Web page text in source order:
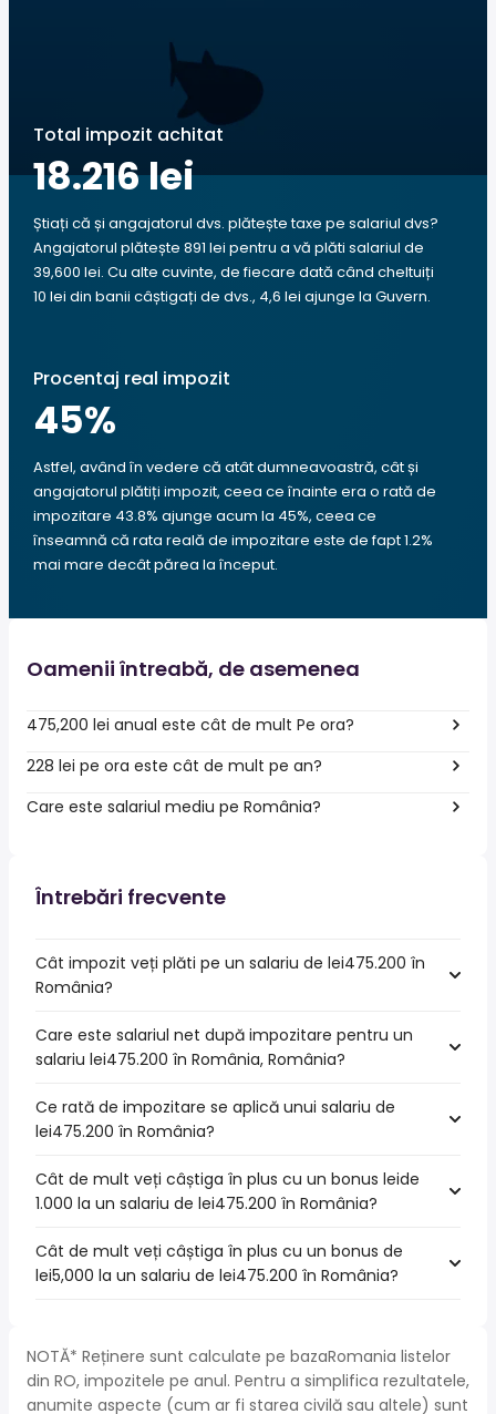
Total impozit achitat
18.216 lei
Știați că și angajatorul dvs. plătește taxe pe salariul dvs?
Angajatorul plătește 891 lei pentru a vă plăti salariul de
39,600 lei. Cu alte cuvinte, de fiecare dată când cheltuiți
10 lei din banii câștigați de dvs., 4,6 lei ajunge la Guvern.
Procentaj real impozit
45%
Astfel, având în vedere că atât dumneavoastră, cât și
angajatorul plătiți impozit, ceea ce înainte era o rată de
impozitare 43.8% ajunge acum la 45%, ceea ce
înseamnă că rata reală de impozitare este de fapt 1.2%
mai mare decât părea la început.
Oamenii întreabă, de asemenea
475,200 lei anual este cât de mult Pe ora?
228 lei pe ora este cât de mult pe an?
Care este salariul mediu pe România?
Întrebări frecvente
Cât impozit veți plăti pe un salariu de lei475.200 în
România?
Care este salariul net după impozitare pentru un
salariu lei475.200 în România, România?
Ce rată de impozitare se aplică unui salariu de
lei475.200 în România?
Cât de mult veți câștiga în plus cu un bonus leide
1.000 la un salariu de lei475.200 în România?
Cât de mult veți câștiga în plus cu un bonus de
lei5,000 la un salariu de lei475.200 în România?
NOTĂ* Reținere sunt calculate pe bazaRomania listelor
din RO, impozitele pe anul. Pentru a simplifica rezultatele,
anumite aspecte (cum ar fi starea civilă sau altele) sunt